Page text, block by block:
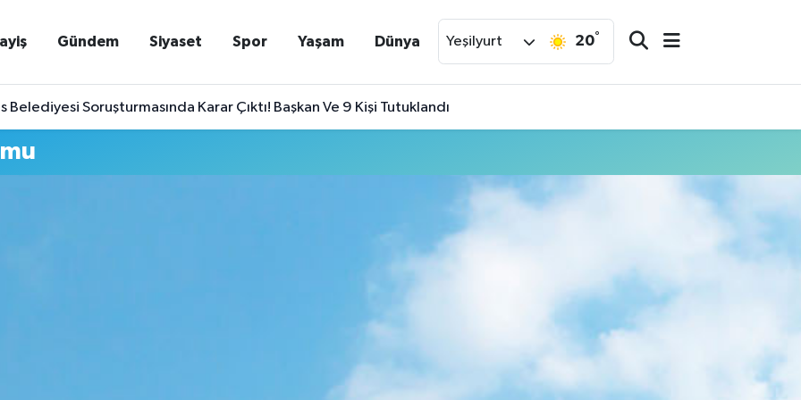
Gündem Siyaset Spor Yaşam Dünya Yeşilyurt 20°
Soruşturmasında Karar Çıktı! Başkan Ve 9 Kişi Tutuklandı